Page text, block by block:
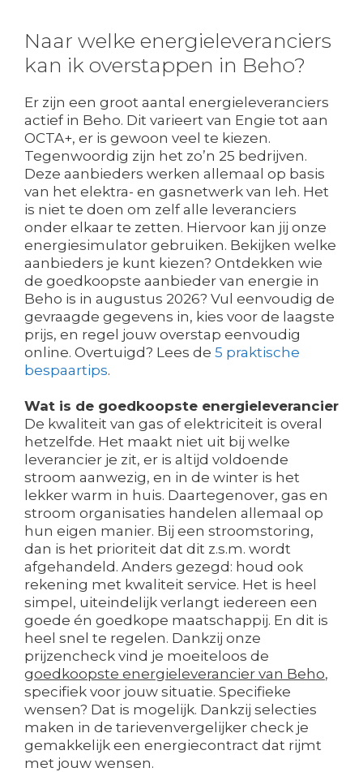
Naar welke energieleveranciers
kan ik overstappen in Beho?
Er zijn een groot aantal energieleveranciers
actief in Beho. Dit varieert van Engie tot aan
OCTA+, er is gewoon veel te kiezen.
Tegenwoordig zijn het zo’n 25 bedrijven.
Deze aanbieders werken allemaal op basis
van het elektra- en gasnetwerk van Ieh. Het
is niet te doen om zelf alle leveranciers
onder elkaar te zetten. Hiervoor kan jij onze
energiesimulator gebruiken. Bekijken welke
aanbieders je kunt kiezen? Ontdekken wie
de goedkoopste aanbieder van energie in
Beho is in augustus 2026? Vul eenvoudig de
gevraagde gegevens in, kies voor de laagste
prijs, en regel jouw overstap eenvoudig
online. Overtuigd? Lees de 5 praktische
bespaartips.
Wat is de goedkoopste energieleverancier
De kwaliteit van gas of elektriciteit is overal
hetzelfde. Het maakt niet uit bij welke
leverancier je zit, er is altijd voldoende
stroom aanwezig, en in de winter is het
lekker warm in huis. Daartegenover, gas en
stroom organisaties handelen allemaal op
hun eigen manier. Bij een stroomstoring,
dan is het prioriteit dat dit z.s.m. wordt
afgehandeld. Anders gezegd: houd ook
rekening met kwaliteit service. Het is heel
simpel, uiteindelijk verlangt iedereen een
goede én goedkope maatschappij. En dit is
heel snel te regelen. Dankzij onze
prijzencheck vind je moeiteloos de
goedkoopste energieleverancier van Beho,
specifiek voor jouw situatie. Specifieke
wensen? Dat is mogelijk. Dankzij selecties
maken in de tarievenvergelijker check je
gemakkelijk een energiecontract dat rijmt
met jouw wensen.